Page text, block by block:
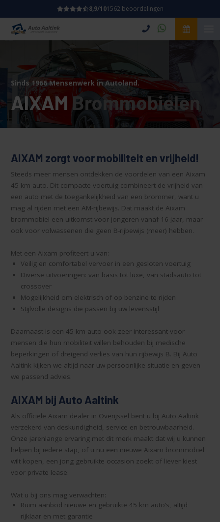
8,9/101562 beoordelingen
Sinds 1966 Mensenwerk in Autoland.
AIXAMBrommobielen
AIXAM zorgt voor mobiliteit en vrijheid!
Steeds meer mensen ontdekken de voordelen van een Aixam
45 km auto. Dit compacte voertuig combineert de vrijheid van
een auto met de toegankelijkheid van een brommer, want u
mag al rijden met een AM-rijbewijs. Dat maakt de Aixam
brommobiel een uitkomst voor jongeren vanaf 16 jaar, maar
ook voor volwassenen die geen B-rijbewijs (meer) hebben.
Met een Aixam profiteert u van:
Veilig en comfortabel vervoer in een gesloten voertuig
Diverse uitvoeringen: van basis tot luxe, van stadsauto tot
crossover
Mogelijkheid om elektrisch of op benzine te rijden
Stijlvolle designs die passen bij uw levensstijl
Daarnaast is een 45 km auto ook zeer interessant voor
mensen die hun mobiliteit willen behouden bij medische
beperkingen of dreigend verlies van hun rijbewijs B. Bij Auto
Aaltink kijken we altijd naar uw persoonlijke situatie en geven
we passend advies.
AIXAM bij Auto Aaltink
Als officiële Aixam dealer in Overijssel bent u bij Auto Aaltink
verzekerd van deskundigheid, service en betrouwbaarheid.
Onze jarenlange ervaring met dit merk maakt dat wij u kunnen
helpen bij iedere stap, of u nu een nieuwe Aixam brommobiel
wilt kopen, een jong gebruikte occasion zoekt of liever kiest
voor private lease.
Wat u bij ons mag verwachten:
Ruim aanbod nieuwe en gebruikte 45 km auto’s, altijd
rijklaar en met garantie